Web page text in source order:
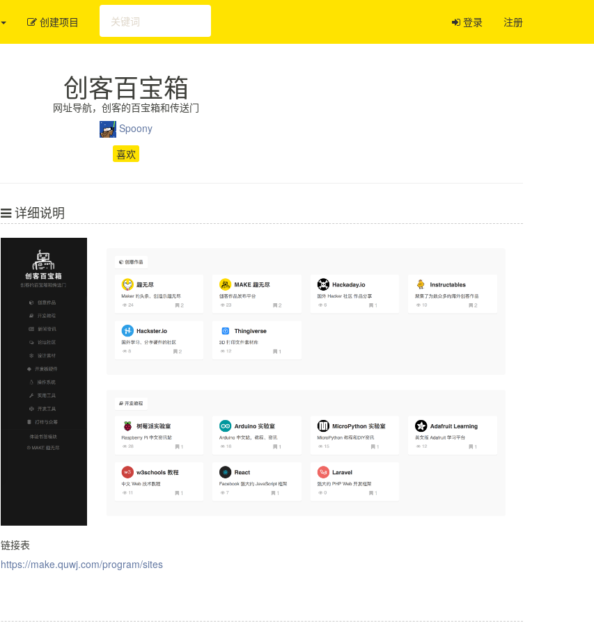
创建项目 登录 注册
创客百宝箱
网址导航，创客的百宝箱和传送门
Spoony
喜欢
详细说明
链接表
https://make.quwj.com/program/sites